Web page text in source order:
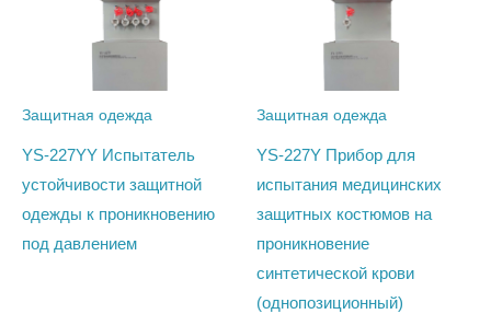
Защитная одежда
YS-227YY Испытатель
устойчивости защитной
одежды к проникновению
под давлением
Защитная одежда
YS-227Y Прибор для
испытания медицинских
защитных костюмов на
проникновение
синтетической крови
(однопозиционный)